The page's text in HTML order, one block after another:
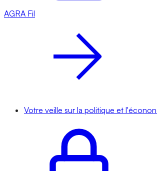
AGRA Fil
Votre veille sur la politique et